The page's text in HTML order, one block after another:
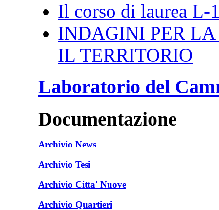
Il corso di laurea L-
INDAGINI PER
IL TERRITORIO
Laboratorio del
Documentazione
Archivio News
Archivio Tesi
Archivio Citta' Nuove
Archivio Quartieri